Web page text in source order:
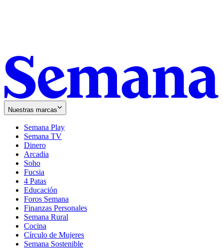
Nuestras marcas
Semana Play
Semana TV
Dinero
Arcadia
Soho
in
new
window
Fucsia
in
new
window
4 Patas
Educación
Foros Semana
Finanzas Personales
Semana Rural
Cocina
Círculo de Mujeres
Semana Sostenible